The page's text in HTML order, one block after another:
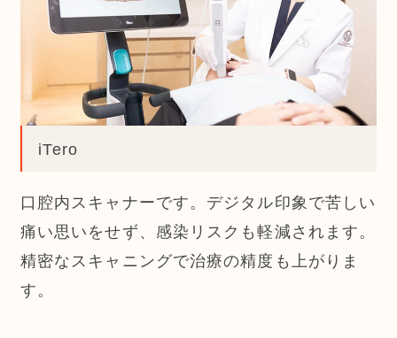
iTero
口腔内スキャナーです。デジタル印象で苦しい
痛い思いをせず、感染リスクも軽減されます。
精密なスキャニングで治療の精度も上がりま
す。